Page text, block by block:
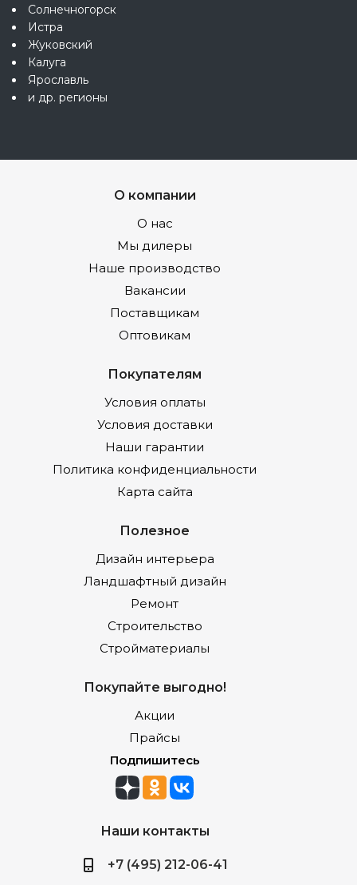
Солнечногорск
Истра
Жуковский
Калуга
Ярославль
и др. регионы
О компании
О нас
Мы дилеры
Наше производство
Вакансии
Поставщикам
Оптовикам
Покупателям
Условия оплаты
Условия доставки
Наши гарантии
Политика конфиденциальности
Карта сайта
Полезное
Дизайн интерьера
Ландшафтный дизайн
Ремонт
Строительство
Стройматериалы
Покупайте выгодно!
Акции
Прайсы
Подпишитесь
Наши контакты
+7 (495) 212-06-41